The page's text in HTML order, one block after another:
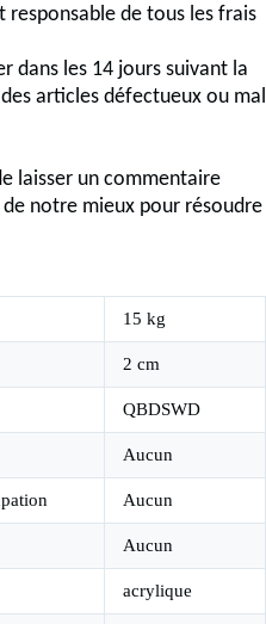
responsable de tous les frais
dans les 14 jours suivant la
articles défectueux ou mal
laisser un commentaire
notre mieux pour résoudre
15 kg
2 cm
QBDSWD
Aucun
Aucun
Aucun
acrylique